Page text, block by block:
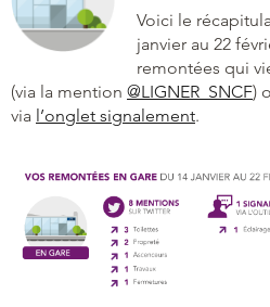
Voici le
janvier au 22
remontées qui
(via la mention @LIGNER_SNCF)
via l’onglet signalement.